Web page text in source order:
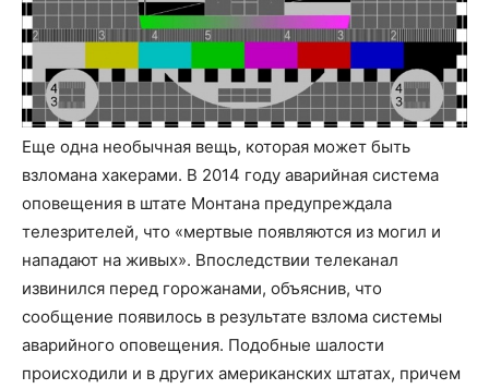
Еще одна необычная вещь, которая может быть
взломана хакерами. В 2014 году аварийная система
оповещения в штате Монтана предупреждала
телезрителей, что «мертвые появляются из могил и
нападают на живых». Впоследствии телеканал
извинился перед горожанами, объяснив, что
сообщение появилось в результате взлома системы
аварийного оповещения. Подобные шалости
происходили и в других американских штатах, причем